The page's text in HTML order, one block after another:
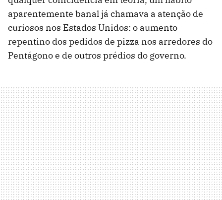
aparentemente banal já chamava a atenção de
curiosos nos Estados Unidos: o aumento
repentino dos pedidos de pizza nos arredores do
Pentágono e de outros prédios do governo.